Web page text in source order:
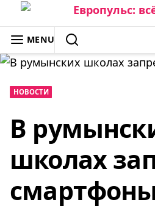
Skip
to
content
ЕВРОПУЛЬС: ВСЁ О
MENU
SEARCH
НОВОСТИ
В
школах